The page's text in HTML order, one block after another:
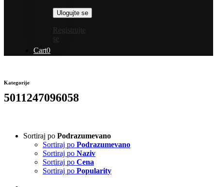
Registrujte
se
Cart0
Kategorije
5011247096058
Sortiraj po Podrazumevano
Sortiraj po Podrazumevano
Sortiraj po Naziv
Sortiraj po Cena
Sortiraj po Popularity